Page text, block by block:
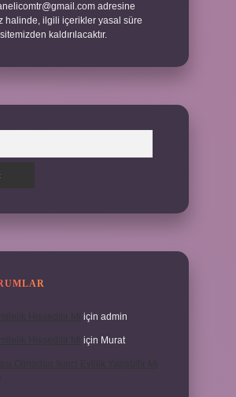
adresine
halinde, ilgili içerikler yasal süre
kaldırılacaktır.
için admin
için Murat